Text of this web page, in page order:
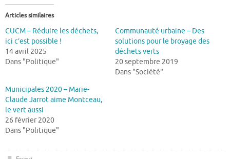
Articles similaires
CUCM – Réduire les déchets,
ici c’est possible !
14 avril 2025
Dans "Politique"
Communauté urbaine – Des
solutions pour le broyage des
déchets verts
20 septembre 2019
Dans "Société"
Municipales 2020 – Marie-
Claude Jarrot aime Montceau,
le vert aussi
26 février 2020
Dans "Politique"